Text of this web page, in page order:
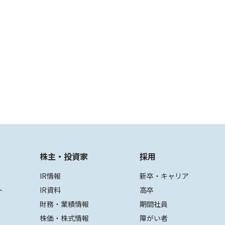
株主・投資家
IR情報
IR資料
財務・業績情報
株価・株式情報
採用
新卒・キャリア
高卒
期間社員
障がい者